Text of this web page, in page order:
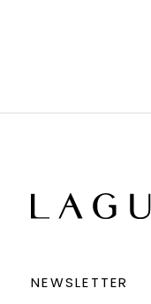
NEWSLETTER